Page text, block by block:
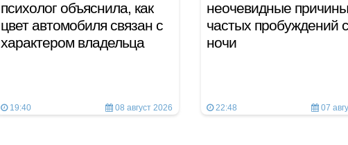
психолог объяснила, как
цвет автомобиля связан с
характером владельца
19:40 08 август 2026
неочевидные причины
частых пробуждений
ночи
22:48 07